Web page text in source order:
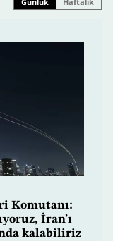
Komutanı:
İran’ı
kalabiliriz